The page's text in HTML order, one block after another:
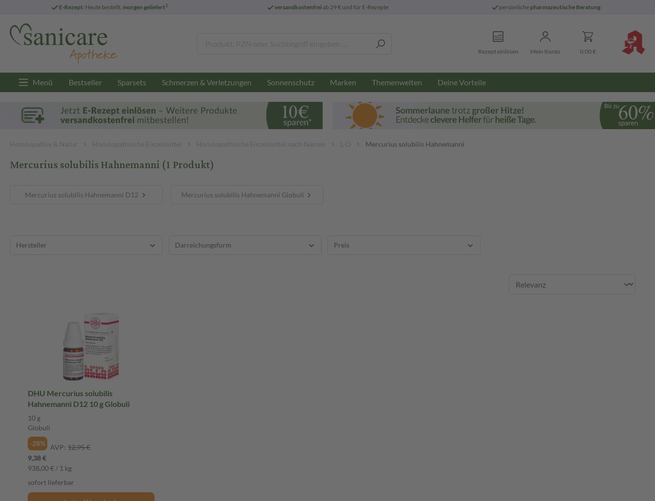
E-Rezept: Heute bestellt, morgen geliefert3 versandkostenfreiab 29 € und für E-Rezepte persönliche pharmazeutische Beratung
Rezept einlösen Mein Konto 0,00 €
Menü Bestseller Sparsets Schmerzen & Verletzungen Sonnenschutz Marken Themenwelten Deine Vorteile
Homöopathie & Natur Homöopathische Einzelmittel Homöopathische Einzelmittel nach Namen L-O Mercurius solubilis Hahnemanni
Mercurius solubilis Hahnemanni(1 Produkt)
Mercurius solubilis Hahnemanni D12 Mercurius solubilis Hahnemanni Globuli
Hersteller Darreichungsform Preis
DHU Mercurius solubilis
Hahnemanni D12 10 g Globuli
10 g
Globuli
-28%
AVP: 12,95 €
9,38 €
938,00 € / 1 kg
sofort lieferbar